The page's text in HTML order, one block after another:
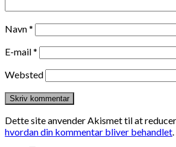
Navn*
E-mail*
Websted
Dette site anvender Akismet til at
hvordan din kommentar bliver behandlet.